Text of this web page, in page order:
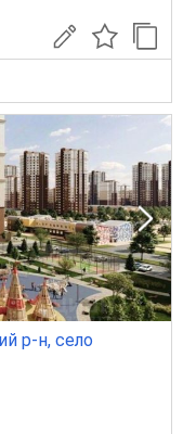
р-н, село